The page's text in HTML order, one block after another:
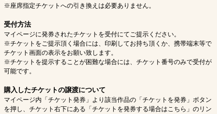
※座席指定チケットへの引き換えは必要ありません。
受付方法
マイページに発券されたチケットを受付にてご提示ください。
※チケットをご提示頂く場合には、印刷してお持ち頂くか、携帯端末等で
チケット画面の表示をお願い致します。
※チケットを提示することが困難な場合には、チケット番号のみで受付が
可能です。
購入したチケットの譲渡について
マイページ内「チケット発券」より該当作品の「チケットを発券」ボタン
を押し、チケット右下にある「チケットを発券する場合はこちら」のリン